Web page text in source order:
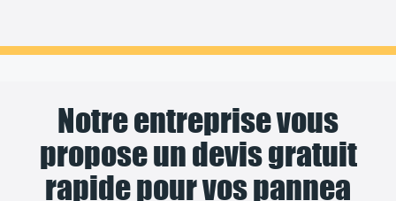
Notre entreprise vous
propose un devis gratuit
rapide pour vos pannea